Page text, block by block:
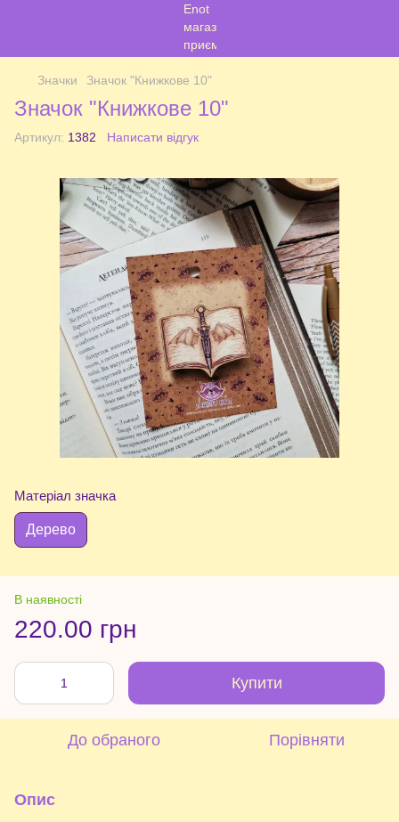
Значки Значок "Книжкове 10"
Значок "Книжкове 10"
Артикул: 1382 Написати відгук
Матеріал значка
Дерево
В наявності
220.00 грн
Купити
До обраного Порівняти
Опис